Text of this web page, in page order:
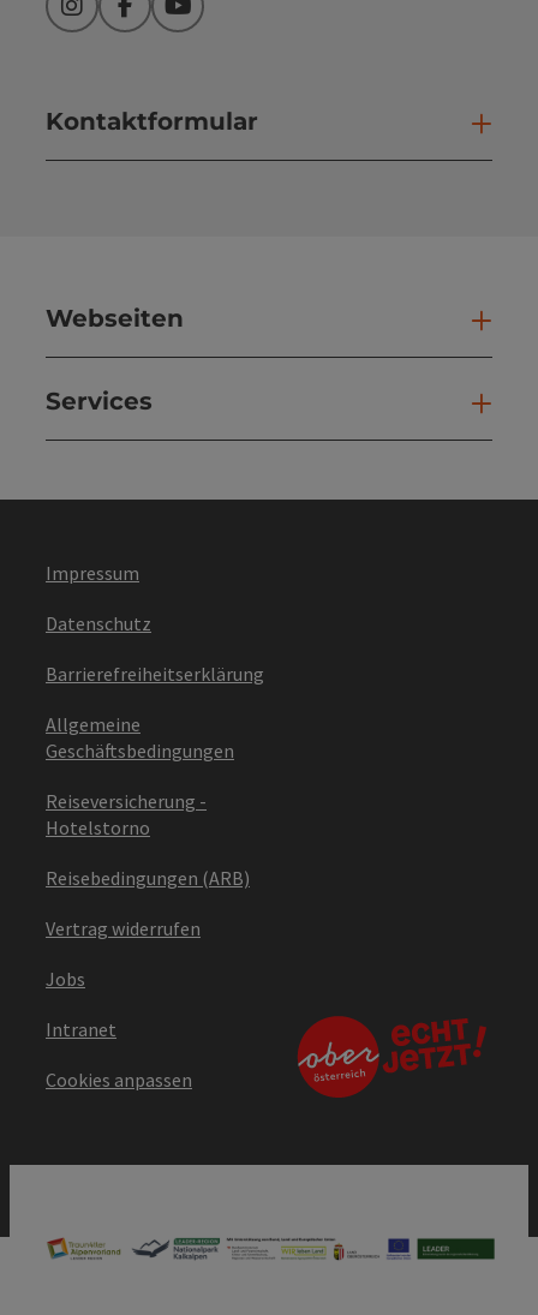
InstagramFacebookYouTube
Kontaktformular
Webseiten
Services
Impressum
Datenschutz
Barrierefreiheitserklärung
Allgemeine
Geschäftsbedingungen
Reiseversicherung -
Hotelstorno
Reisebedingungen (ARB)
Vertrag widerrufen
Jobs
Intranet
Cookies anpassen